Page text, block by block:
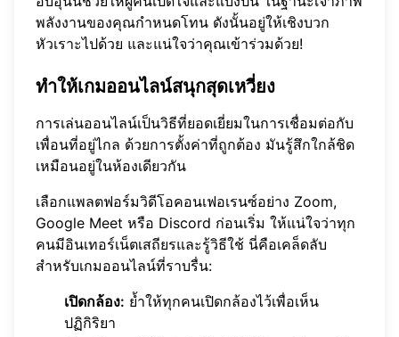
พลังงานของคุณกำหนดโทน ดังนั้นอยู่ให้เชิงบวก
หัวเราะไปด้วย และแน่ใจว่าคุณเข้าร่วมด้วย!
ทำให้เกมออนไลน์สนุกสุดเหวี่ยง
การเล่นออนไลน์เป็นวิธีที่ยอดเยี่ยมในการเชื่อมต่อกับ
เพื่อนที่อยู่ไกล ด้วยการตั้งค่าที่ถูกต้อง มันรู้สึกใกล้ชิด
เหมือนอยู่ในห้องเดียวกัน
เลือกแพลตฟอร์มวิดีโอคอนเฟอเรนซ์อย่าง Zoom,
Google Meet หรือ Discord ก่อนเริ่ม ให้แน่ใจว่าทุก
คนมีอินเทอร์เน็ตเสถียรและรู้วิธีใช้ นี่คือเคล็ดลับ
สำหรับเกมออนไลน์ที่ราบรื่น:
เปิดกล้อง: ย้ำให้ทุกคนเปิดกล้องไว้เพื่อเห็น
ปฏิกิริยา